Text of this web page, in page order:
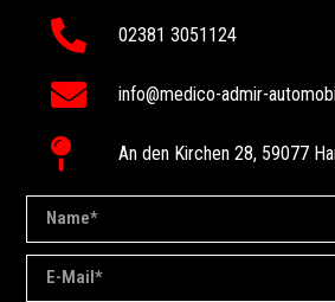
02381 3051124
info@medico-admir-
An den Kirchen 28, 59077